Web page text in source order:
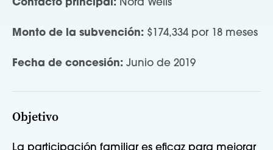
Contacto principal: Nora Wells
Monto de la subvención: $174,334 por 18 meses
Fecha de concesión: Junio de 2019
Objetivo
La participación familiar es eficaz para mejorar